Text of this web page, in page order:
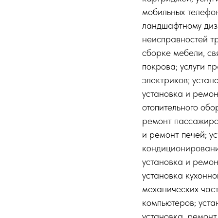
мобильных
ландшафтному
неисправностей
сборке мебели,
покрова; услуги
электриков;
установка и
отопительного
ремонт
и ремонт печей;
установка и
установка
механических
компьютеров;